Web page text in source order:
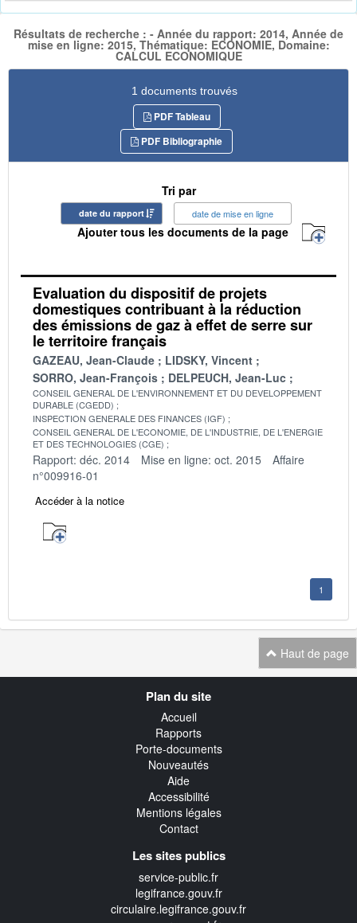
Résultats de recherche : - Année du rapport: 2014, Année de
mise en ligne: 2015, Thématique: ECONOMIE, Domaine:
CALCUL ECONOMIQUE
1 documents trouvés
PDF Tableau
PDF Bibliographie
Tri par
date du rapport date de mise en ligne
Ajouter tous les documents de la page
Evaluation du dispositif de projets
domestiques contribuant à la réduction
des émissions de gaz à effet de serre sur
le territoire français
GAZEAU, Jean-Claude
LIDSKY, Vincent
SORRO, Jean-François
DELPEUCH, Jean-Luc
CONSEIL GENERAL DE L'ENVIRONNEMENT ET DU DEVELOPPEMENT
DURABLE (CGEDD)
INSPECTION GENERALE DES FINANCES (IGF)
CONSEIL GENERAL DE L'ECONOMIE, DE L'INDUSTRIE, DE L'ENERGIE
ET DES TECHNOLOGIES (CGE)
Rapport: déc. 2014 Mise en ligne: oct. 2015
Affaire
n°009916-01
Accéder à la notice
1
Haut de page
Plan du site
Accueil
Rapports
Porte-documents
Nouveautés
Aide
Accessibilité
Mentions légales
Contact
Les sites publics
service-public.fr
legifrance.gouv.fr
circulaire.legifrance.gouv.fr